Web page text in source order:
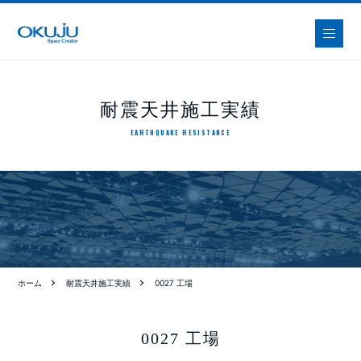
耐震天井施工実績
EARTHQUAKE RESISTANCE
ホーム 耐震天井施工実績 0027 工場
0027 工場